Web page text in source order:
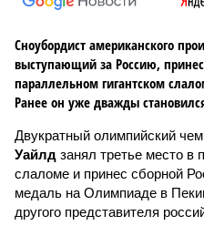
Сноубордист американского
выступающий за Россию,
параллельном гигантском
Ранее он уже дважды
Двукратный олимпийский
Уайлд занял третье место в
слаломе и принес сборной
медаль на Олимпиаде в
другого представителя